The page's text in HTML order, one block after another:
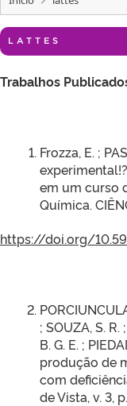
OUVIDORIA
LATTES
Trabalhos
Frozza, E. ;
em um curso
Química.
https://doi.org/
; SOUZA, S. R.
B. G. E. ;
produção de
com
de Vista, v. 3,